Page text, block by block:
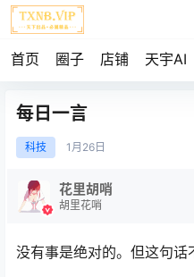
首页 圈子 店铺 天宇AI
每日一言
科技 1月 26日
花里胡哨
胡里花哨
没有事是绝对的。但这句话